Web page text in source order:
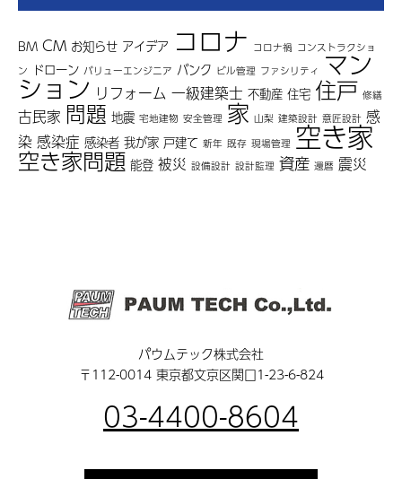
BM CM お知らせ アイデア コロナ コロナ禍 コンストラクショ
ン ドローン バリューエンジニア バンク ビル管理 ファシリティ マン
ション リフォーム 一級建築士 不動産 住宅 住戸 修繕
古民家 問題 地震 宅地建物 安全管理 家 山梨 建築設計 意匠設計 感
染 感染症 感染者 我が家 戸建て 新年 既存 現場管理 空き家
空き家問題 能登 被災 設備設計 設計監理 資産 還暦 震災
パウムテック株式会社
〒112-0014 東京都文京区関口1-23-6-824
03-4400-8604